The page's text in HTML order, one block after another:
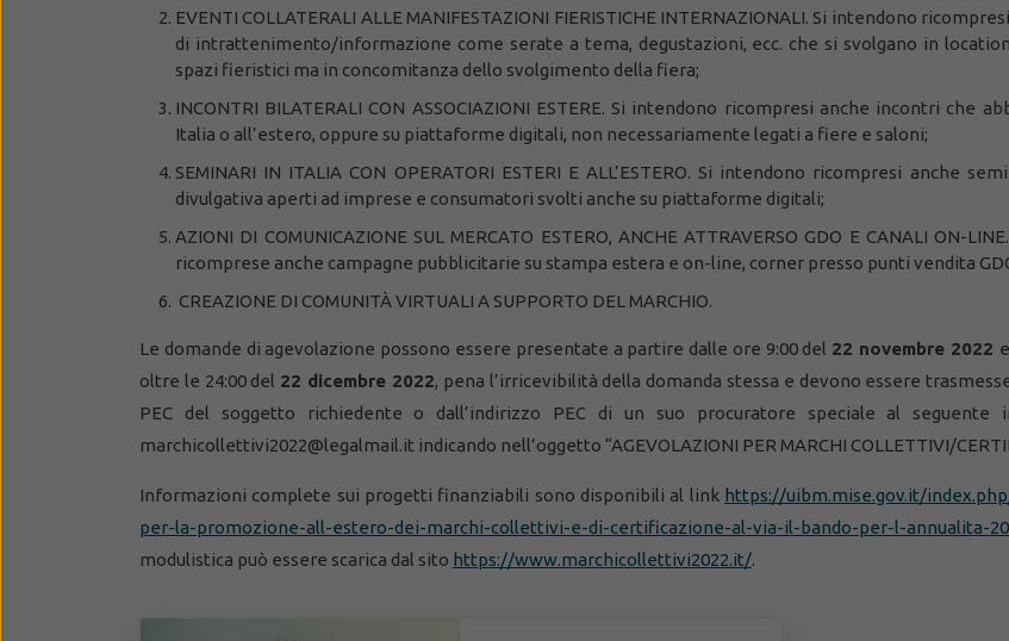
EVENTI COLLATERALI ALLE MANIFESTAZIONI FIERISTICHE INTERNAZIONALI. Si intendono
di intrattenimento/informazione come serate a tema, degustazioni, ecc. che si svolgano in
spazi fieristici ma in concomitanza dello svolgimento della fiera;
INCONTRI BILATERALI CON ASSOCIAZIONI ESTERE. Si intendono ricompresi anche incontri che
Italia o all’estero, oppure su piattaforme digitali, non necessariamente legati a fiere e saloni;
SEMINARI IN ITALIA CON OPERATORI ESTERI E ALL’ESTERO. Si intendono ricompresi anche
divulgativa aperti ad imprese e consumatori svolti anche su piattaforme digitali;
AZIONI DI COMUNICAZIONE SUL MERCATO ESTERO, ANCHE ATTRAVERSO GDO E CANALI ON-
ricomprese anche campagne pubblicitarie su stampa estera e on-line, corner presso punti vendita
CREAZIONE DI COMUNITÀ VIRTUALI A SUPPORTO DEL MARCHIO.
Le domande di agevolazione possono essere presentate a partire dalle ore 9:00 del 22 novembre 2022
oltre le 24:00 del 22 dicembre 2022, pena l’irricevibilità della domanda stessa e devono essere
PEC del soggetto richiedente o dall’indirizzo PEC di un suo procuratore speciale al seguente
marchicollettivi2022@legalmail.it indicando nell’oggetto “AGEVOLAZIONI PER MARCHI COLLETTIVI/
Informazioni complete sui progetti finanziabili sono disponibili al link https://uibm.mise.gov.it/
per-la-promozione-all-estero-dei-marchi-collettivi-e-di-certificazione-al-via-il-bando-per-l-annualita-
modulistica può essere scarica dal sito https://www.marchicollettivi2022.it/.